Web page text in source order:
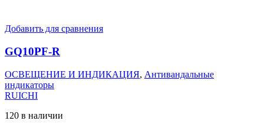
Добавить для сравнения
GQ10PF-R
ОСВЕЩЕНИЕ И ИНДИКАЦИЯ, Антивандальные
индикаторы
RUICHI
120 в наличии